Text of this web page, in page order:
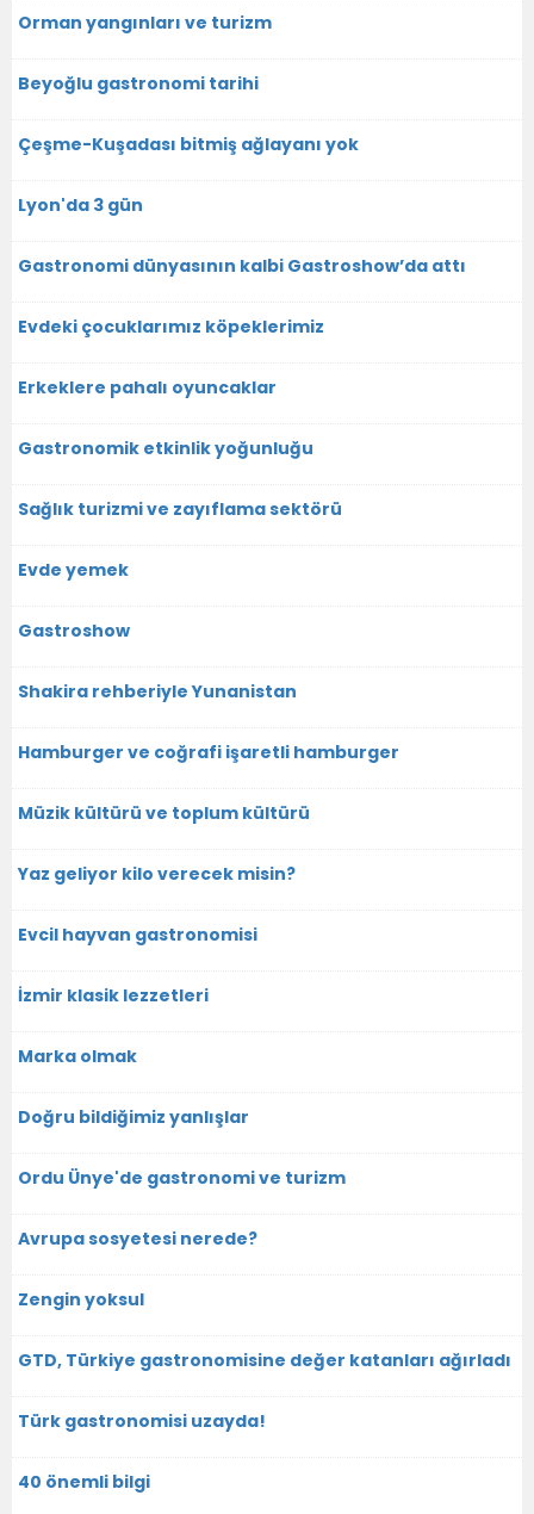
Orman yangınları ve turizm
Beyoğlu gastronomi tarihi
Çeşme-Kuşadası bitmiş ağlayanı yok
Lyon'da 3 gün
Gastronomi dünyasının kalbi Gastroshow’da attı
Evdeki çocuklarımız köpeklerimiz
Erkeklere pahalı oyuncaklar
Gastronomik etkinlik yoğunluğu
Sağlık turizmi ve zayıflama sektörü
Evde yemek
Gastroshow
Shakira rehberiyle Yunanistan
Hamburger ve coğrafi işaretli hamburger
Müzik kültürü ve toplum kültürü
Yaz geliyor kilo verecek misin?
Evcil hayvan gastronomisi
İzmir klasik lezzetleri
Marka olmak
Doğru bildiğimiz yanlışlar
Ordu Ünye'de gastronomi ve turizm
Avrupa sosyetesi nerede?
Zengin yoksul
GTD, Türkiye gastronomisine değer katanları ağırladı
Türk gastronomisi uzayda!
40 önemli bilgi